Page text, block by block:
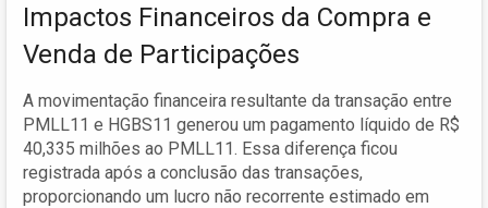
Impactos Financeiros da Compra e
Venda de Participações
A movimentação financeira resultante da transação entre
PMLL11 e HGBS11 generou um pagamento líquido de R$
40,335 milhões ao PMLL11. Essa diferença ficou
registrada após a conclusão das transações,
proporcionando um lucro não recorrente estimado em